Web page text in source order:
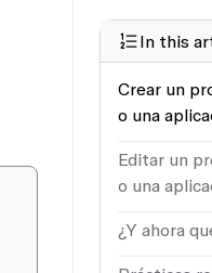
In this
Crear un
o una
Editar un
o una
¿Y ahora